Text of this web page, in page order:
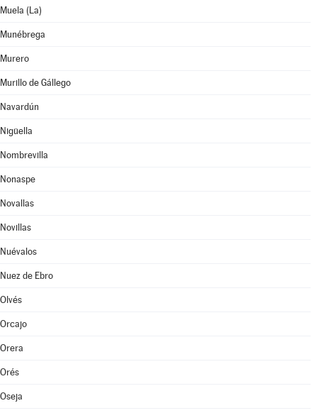
Muela (La)
Munébrega
Murero
Murillo de Gállego
Navardún
Nigüella
Nombrevilla
Nonaspe
Novallas
Novillas
Nuévalos
Nuez de Ebro
Olvés
Orcajo
Orera
Orés
Oseja